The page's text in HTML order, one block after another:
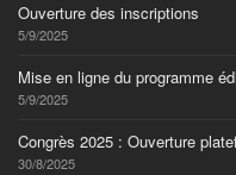
Ouverture des inscriptions
5/9/2025
Mise en ligne du programme
5/9/2025
Congrès 2025 : Ouverture
30/8/2025